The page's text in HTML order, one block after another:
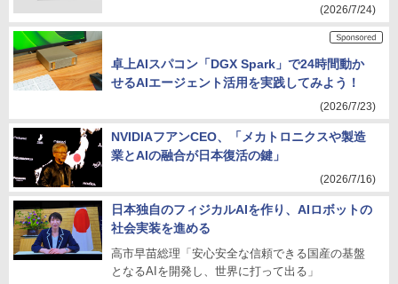
(2026/7/24)
卓上AIスパコン「DGX Spark」で24時間動か
せるAIエージェント活用を実践してみよう！
(2026/7/23)
NVIDIAフアンCEO、「メカトロニクスや製造
業とAIの融合が日本復活の鍵」
(2026/7/16)
日本独自のフィジカルAIを作り、AIロボットの
社会実装を進める
高市早苗総理「安心安全な信頼できる国産の基盤
となるAIを開発し、世界に打って出る」